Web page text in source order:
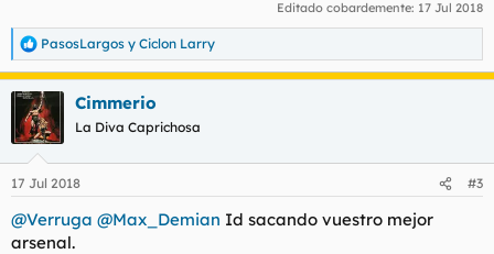
Editado cobardemente: 17 Jul 2018
R
e
a
c
c
i
e
:
PasosLargos y Ciclon Larry
Cimmerio
La Diva Caprichosa
17 Jul 2018 #3
@Verruga @Max_Demian Id sacando vuestro mejor
arsenal.